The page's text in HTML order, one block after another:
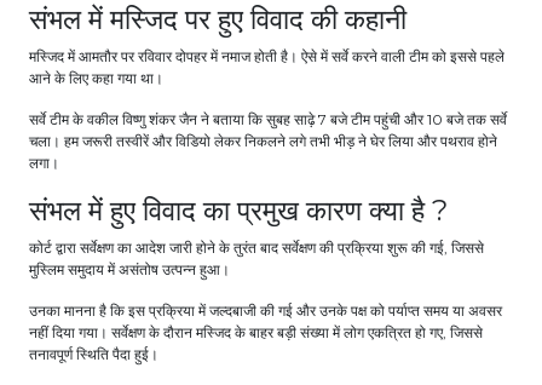
संभल में मस्जिद पर हुए विवाद की कहानी
मस्जिद में आमतौर पर रविवार दोपहर में नमाज होती है। ऐसे में सर्वे करने वाली टीम को इससे पहले
आने के लिए कहा गया था।
सर्वे टीम के वकील विष्णु शंकर जैन ने बताया कि सुबह साढ़े 7 बजे टीम पहुंची और 10 बजे तक सर्वे
चला। हम जरूरी तस्वीरें और विडियो लेकर निकलने लगे तभी भीड़ ने घेर लिया और पथराव होने
लगा।
संभल में हुए विवाद का प्रमुख कारण क्या है ?
कोर्ट द्वारा सर्वेक्षण का आदेश जारी होने के तुरंत बाद सर्वेक्षण की प्रक्रिया शुरू की गई, जिससे
मुस्लिम समुदाय में असंतोष उत्पन्न हुआ।
उनका मानना है कि इस प्रक्रिया में जल्दबाजी की गई और उनके पक्ष को पर्याप्त समय या अवसर
नहीं दिया गया। सर्वेक्षण के दौरान मस्जिद के बाहर बड़ी संख्या में लोग एकत्रित हो गए, जिससे
तनावपूर्ण स्थिति पैदा हुई।